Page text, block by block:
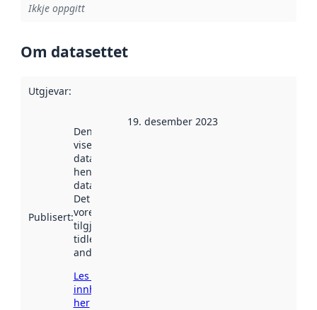
Ikkje oppgitt
Om datasettet
Utgjevar:
Publisert:
Denne datoen
viser når
datasettet vart
henta inn av
data.norge.no.
Det kan ha
vore
tilgjengeleg
tidlegare
andre stader.
Les meir om
innhenting
her
19. desember 2023